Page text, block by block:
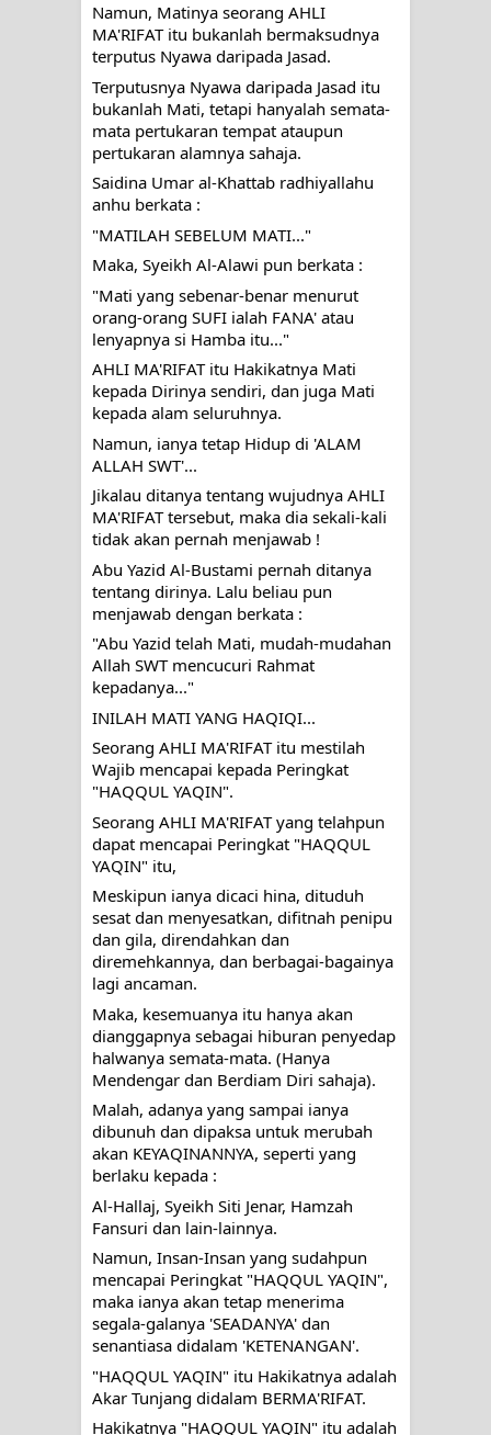
SYUHUD, DAN MANUNGGALING
KAWULA GUSTI
WAHDATUL WUJUD ITU APA..??
Namun, Matinya seorang AHLI
MA'RIFAT itu bukanlah bermaksudnya
terputus Nyawa daripada Jasad.
Terputusnya Nyawa daripada Jasad itu
bukanlah Mati, tetapi hanyalah semata-
mata pertukaran tempat ataupun
pertukaran alamnya sahaja.
Saidina Umar al-Khattab radhiyallahu
anhu berkata :
"MATILAH SEBELUM MATI..."
Maka, Syeikh Al-Alawi pun berkata :
"Mati yang sebenar-benar menurut
orang-orang SUFI ialah FANA' atau
lenyapnya si Hamba itu..."
AHLI MA'RIFAT itu Hakikatnya Mati
kepada Dirinya sendiri, dan juga Mati
kepada alam seluruhnya.
Namun, ianya tetap Hidup di 'ALAM
ALLAH SWT'...
Jikalau ditanya tentang wujudnya AHLI
MA'RIFAT tersebut, maka dia sekali-kali
tidak akan pernah menjawab !
Abu Yazid Al-Bustami pernah ditanya
tentang dirinya. Lalu beliau pun
menjawab dengan berkata :
"Abu Yazid telah Mati, mudah-mudahan
Allah SWT mencucuri Rahmat
kepadanya..."
INILAH MATI YANG HAQIQI...
Seorang AHLI MA'RIFAT itu mestilah
Wajib mencapai kepada Peringkat
"HAQQUL YAQIN".
Seorang AHLI MA'RIFAT yang telahpun
dapat mencapai Peringkat "HAQQUL
YAQIN" itu,
Meskipun ianya dicaci hina, dituduh
sesat dan menyesatkan, difitnah penipu
dan gila, direndahkan dan
diremehkannya, dan berbagai-bagainya
lagi ancaman.
Maka, kesemuanya itu hanya akan
dianggapnya sebagai hiburan penyedap
halwanya semata-mata. (Hanya
Mendengar dan Berdiam Diri sahaja).
Malah, adanya yang sampai ianya
dibunuh dan dipaksa untuk merubah
akan KEYAQINANNYA, seperti yang
berlaku kepada :
Al-Hallaj, Syeikh Siti Jenar, Hamzah
Fansuri dan lain-lainnya.
Namun, Insan-Insan yang sudahpun
mencapai Peringkat "HAQQUL YAQIN",
maka ianya akan tetap menerima
segala-galanya 'SEADANYA' dan
senantiasa didalam 'KETENANGAN'.
"HAQQUL YAQIN" itu Hakikatnya adalah
Akar Tunjang didalam BERMA'RIFAT.
Hakikatnya "HAQQUL YAQIN" itu adalah